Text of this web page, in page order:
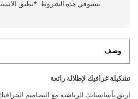
يستوفي هذه الشروط. *تطبق
وصف
تشكيلة غرافيك لإطلالة رائعة
ارتقِ بأساسياتك الرياضية مع التصاميم